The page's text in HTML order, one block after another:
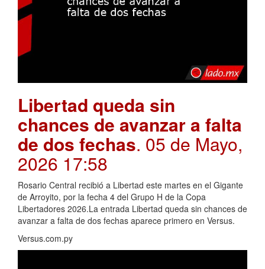
Libertad queda sin
chances de avanzar a falta
de dos fechas. 05 de Mayo,
2026 17:58
Rosario Central recibió a Libertad este martes en el Gigante
de Arroyito, por la fecha 4 del Grupo H de la Copa
Libertadores 2026.La entrada Libertad queda sin chances de
avanzar a falta de dos fechas aparece primero en Versus.
Versus.com.py